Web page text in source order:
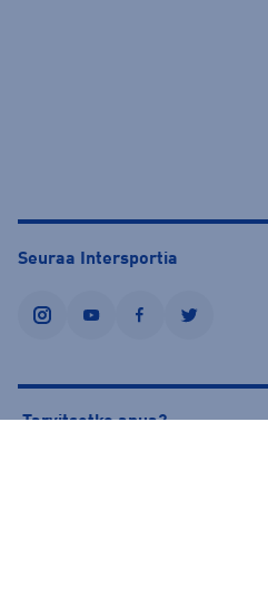
Seuraa Intersportia
instagramyoutubefacebooktwitter
Tarvitsetko apua?